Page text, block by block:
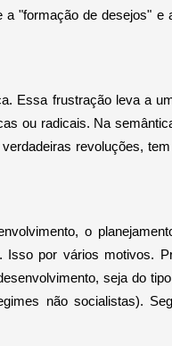
"formação de desejos" e
Essa frustração leva a
ou radicais. Na
revoluções,
o
Isso por vários motivos.
seja do
não socialistas).